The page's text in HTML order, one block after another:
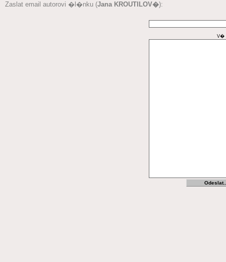
Zaslat email autorovi �l�nku (Jana KROUTILOV�):
V�